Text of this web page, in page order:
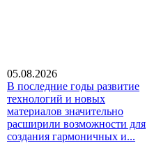
05.08.2026
В последние годы развитие
технологий и новых
материалов значительно
расширили возможности для
создания гармоничных и...